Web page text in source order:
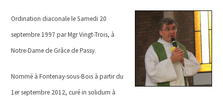
Ordination diaconale le Samedi 20
septembre 1997 par Mgr Vingt-Trois, à
Notre-Dame de Grâce de Passy.
Nommé à Fontenay-sous-Bois à partir du
1er septembre 2012, curé in solidum à